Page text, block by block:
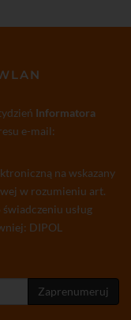
Informatora
e-mail:
na wskazany
w rozumieniu art.
usług
DIPOL
Zaprenumeruj